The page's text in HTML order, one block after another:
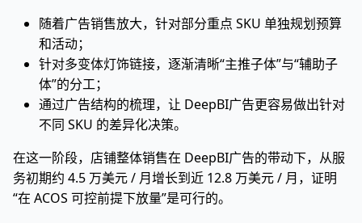
随着广告销售放大，针对部分重点 SKU 单独规划预算
和活动；
针对多变体灯饰链接，逐渐清晰“主推子体”与“辅助子
体”的分工；
通过广告结构的梳理，让 DeepBI广告更容易做出针对
不同 SKU 的差异化决策。
在这一阶段，店铺整体销售在 DeepBI广告的带动下，从服
务初期约 4.5 万美元 / 月增长到近 12.8 万美元 / 月，证明
“在 ACOS 可控前提下放量”是可行的。